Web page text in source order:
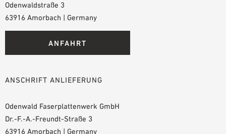
Odenwaldstraße 3
63916 Amorbach | Germany
ANFAHRT
ANSCHRIFT ANLIEFERUNG
Odenwald Faserplattenwerk GmbH
Dr.-F.-A.-Freundt-Straße 3
63916 Amorbach | Germany